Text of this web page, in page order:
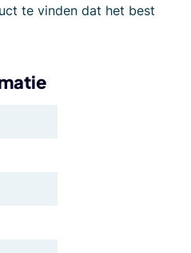
te vinden dat het best